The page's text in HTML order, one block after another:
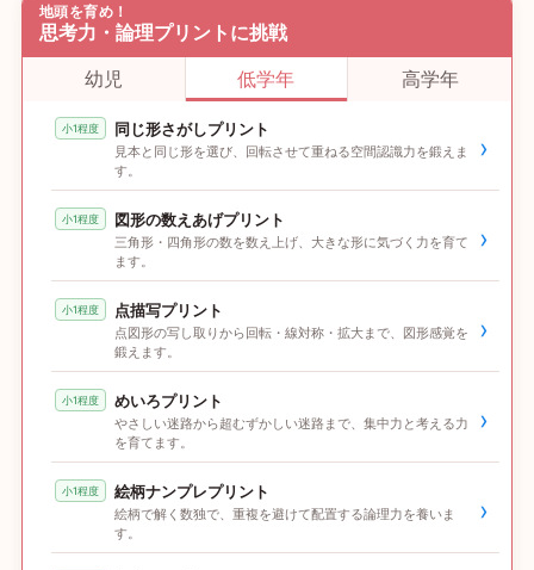
地頭を育め！
思考力・論理プリントに挑戦
幼児
低学年 高学年
小1程度 同じ形さがしプリント
見本と同じ形を選び、回転させて重ねる空間認識力を鍛えま
す。
›
小1程度 図形の数えあげプリント
三角形・四角形の数を数え上げ、大きな形に気づく力を育て
ます。
›
小1程度 点描写プリント
点図形の写し取りから回転・線対称・拡大まで、図形感覚を
鍛えます。
›
小1程度 めいろプリント
やさしい迷路から超むずかしい迷路まで、集中力と考える力
を育てます。
›
小1程度 絵柄ナンプレプリント
絵柄で解く数独で、重複を避けて配置する論理力を養いま
す。
›